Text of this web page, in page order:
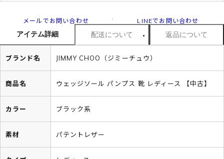
メールでお問い合わせ LINEでお問い合わせ
アイテム詳細 配送について 返品について
ブランド名 JIMMY CHOO（ジミーチュウ）
商品名 ウェッジソール パンプス 靴 レディース 【中古】
カラー ブラック系
素材 パテントレザー